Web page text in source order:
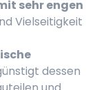
sehr engen
Vielseitigkeit
dessen